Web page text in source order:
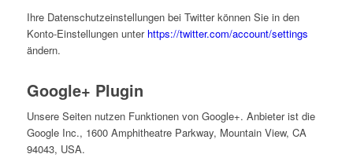
Ihre Datenschutzeinstellungen bei Twitter können Sie in den
Konto-Einstellungen unter https://twitter.com/account/settings
ändern.
Google+ Plugin
Unsere Seiten nutzen Funktionen von Google+. Anbieter ist die
Google Inc., 1600 Amphitheatre Parkway, Mountain View, CA
94043, USA.